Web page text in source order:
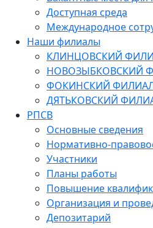
Доступная среда
Международное
Наши филиалы
КЛИНЦОВСКИЙ
НОВОЗЫБКОВСКИЙ
ФОКИНСКИЙ
ДЯТЬКОВСКИЙ
РПСВ
Основные сведения
Нормативно-
Участники
Планы работы
Повышение
Организация и
Депозитарий